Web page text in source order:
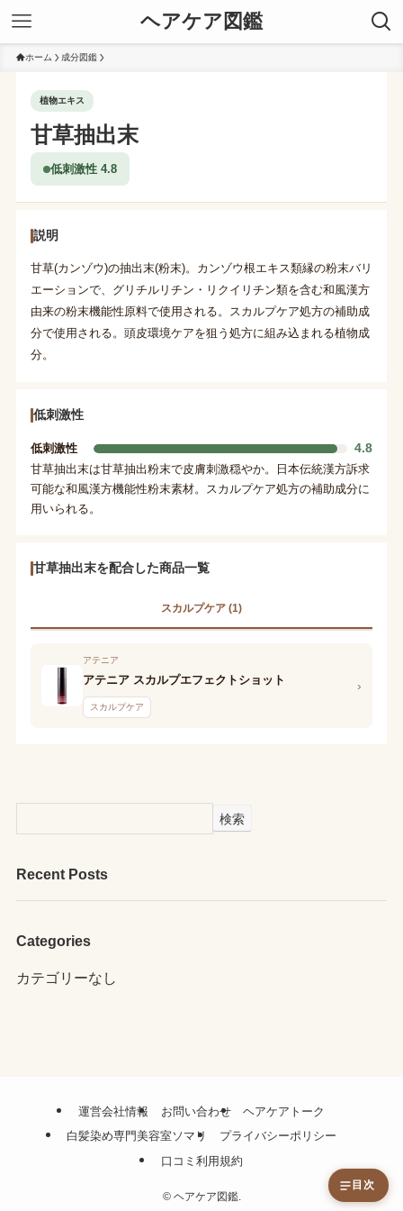
ヘアケア図鑑
ホーム 成分図鑑
植物エキス
甘草抽出末
低刺激性 4.8
説明
甘草(カンゾウ)の抽出末(粉末)。カンゾウ根エキス類縁の粉末バリ
エーションで、グリチルリチン・リクイリチン類を含む和風漢方
由来の粉末機能性原料で使用される。スカルプケア処方の補助成
分で使用される。頭皮環境ケアを狙う処方に組み込まれる植物成
分。
低刺激性
低刺激性 4.8
甘草抽出末は甘草抽出粉末で皮膚刺激穏やか。日本伝統漢方訴求
可能な和風漢方機能性粉末素材。スカルプケア処方の補助成分に
用いられる。
甘草抽出末を配合した商品一覧
スカルプケア (1)
アテニア
アテニア スカルプエフェクトショット
スカルプケア
›
検索
Recent Posts
Categories
カテゴリーなし
運営会社情報 お問い合わせ
ヘアケアトーク
白髪染め専門美容室ソマリ
プライバシーポリシー
口コミ利用規約
©ヘアケア図鑑.
目次